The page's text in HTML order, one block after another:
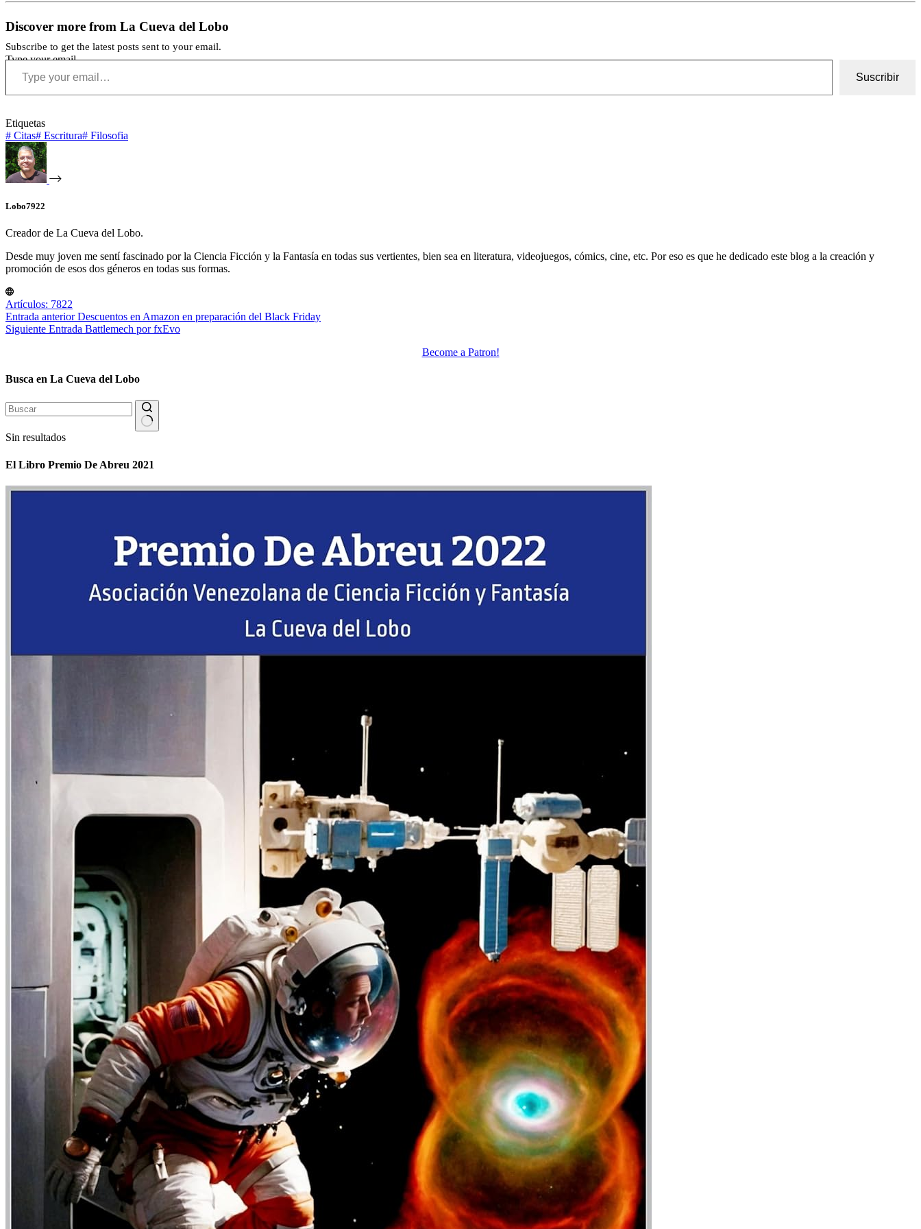
Discover more from La Cueva del Lobo
Subscribe to get the latest posts sent to your email.
Type your email…
Suscribir
Etiquetas
# Citas# Escritura# Filosofia
Lobo7922
Creador de La Cueva del Lobo.
Desde muy joven me sentí fascinado por la Ciencia Ficción y la Fantasía en todas sus vertientes, bien sea en literatura, videojuegos, cómics, cine, etc. Por eso es que he dedicado este blog a la creación y
promoción de esos dos géneros en todas sus formas.
Artículos: 7822
Entrada anteriorDescuentos en Amazon en preparación del Black Friday
Siguiente Entrada Battlemech por fxEvo
Become a Patron!
Busca en La Cueva del Lobo
Sin resultados
El Libro Premio De Abreu 2021